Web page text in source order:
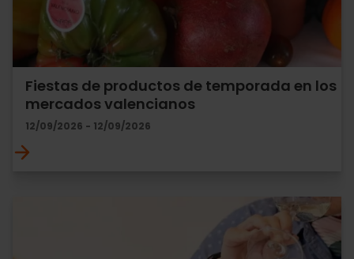
Fiestas de productos de temporada en los
mercados valencianos
12/09/2026 - 12/09/2026